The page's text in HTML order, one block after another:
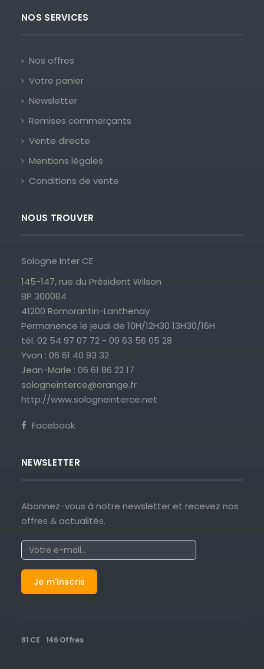
NOS SERVICES
Nos offres
Votre panier
Newsletter
Remises commerçants
Vente directe
Mentions légales
Conditions de vente
NOUS TROUVER
Sologne Inter CE
145-147, rue du Président Wilson
BP 300084
41200 Romorantin-Lanthenay
Permanence le jeudi de 10H/12H30 13H30/16H
tél. 02 54 97 07 72 - 09 63 56 05 28
Yvon : 06 61 40 93 32
Jean-Marie : 06 61 86 22 17
sologneinterce@orange.fr
http://www.sologneinterce.net
Facebook
NEWSLETTER
Abonnez-vous à notre newsletter et recevez nos
offres & actualités.
81 CE 146 Offres